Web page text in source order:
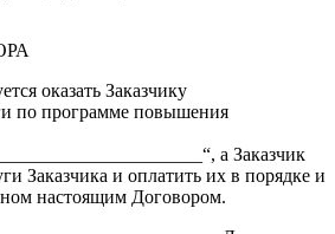
оказать Заказчику
по программе повышения
а Заказчик
Заказчика и оплатить их в порядке и
настоящим Договором.